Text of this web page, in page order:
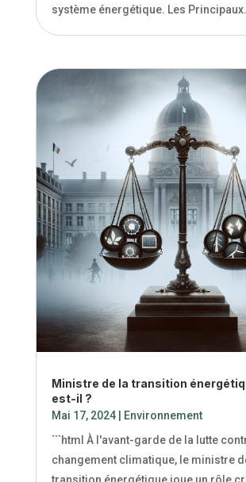
La transition énergétique est cruciale
avenir durable, mais qui sont les
en lumière les acteurs clés qui
financièrement la transformation de
système énergétique. Les Principaux...